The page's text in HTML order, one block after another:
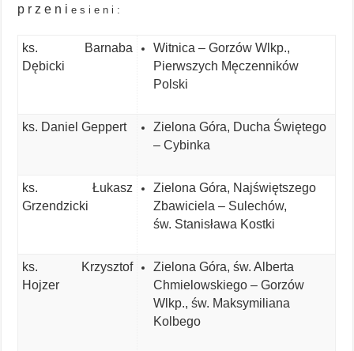
p r z e n ie s i e n i :
ks. Barnaba
Dębicki
Witnica – Gorzów Wlkp.,
Pierwszych Męczenników
Polski
ks. Daniel Geppert
Zielona Góra, Ducha Świętego
– Cybinka
ks. Łukasz
Grzendzicki
Zielona Góra, Najświętszego
Zbawiciela – Sulechów,
św. Stanisława Kostki
ks. Krzysztof
Hojzer
Zielona Góra, św. Alberta
Chmielowskiego – Gorzów
Wlkp., św. Maksymiliana
Kolbego